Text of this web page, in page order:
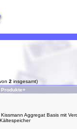
2 insgesamt)
Produkte+
Kissmann Aggregat Basis mit
Kältespeicher